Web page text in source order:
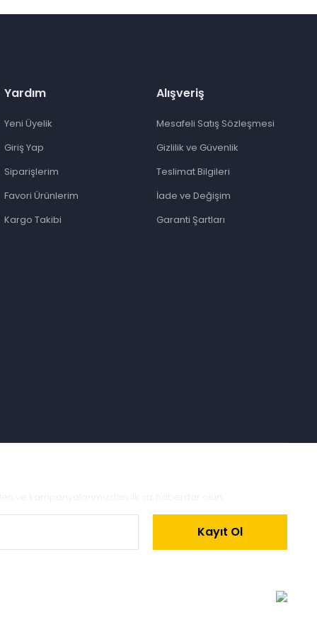
Yardım
Yeni Üyelik
Giriş Yap
Siparişlerim
Favori Ürünlerim
Kargo Takibi
Alışveriş
Mesafeli Satış Sözleşmesi
Gizlilik ve Güvenlik
Teslimat Bilgileri
İade ve Değişim
Garanti Şartları
Kayıt Ol